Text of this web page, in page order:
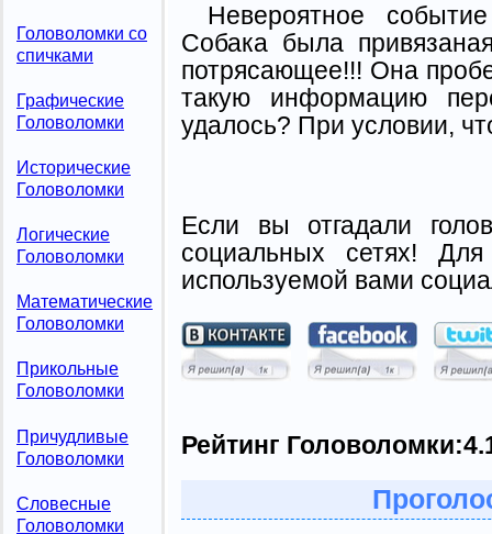
Головоломки со
спичками
Графические
Головоломки
Исторические
Головоломки
Логические
Головоломки
Математические
Головоломки
Прикольные
Головоломки
Причудливые
Головоломки
Словесные
Головоломки
Невероятное
Собака была
потрясающее!!! Она
такую информацию
удалось? При условии,
Если вы отгадали
социальных сетях!
используемой вами
Рейтинг Головоломки: